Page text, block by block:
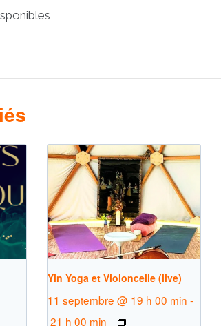
Yin Yoga et Violoncelle (live)
11 septembre @ 19 h 00 min -
21 h 00 min